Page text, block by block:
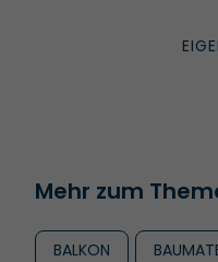
Mehr zum
BALKON